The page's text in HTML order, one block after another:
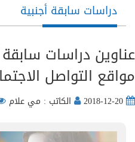
دراسات سابقة أجنبية
عناوين دراسات
مواقع التواصل
الكاتب : مي علام